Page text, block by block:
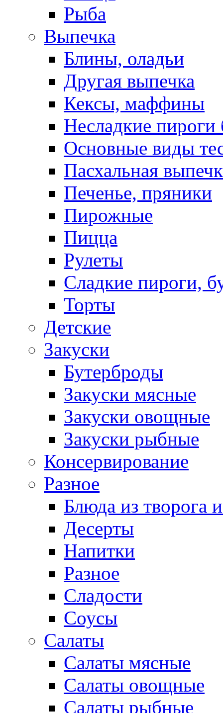
Рыба
Выпечка
Блины, оладьи
Другая выпечка
Кексы, маффины
Несладкие пироги
Основные виды
Пасхальная
Печенье, пряники
Пирожные
Пицца
Рулеты
Сладкие пироги,
Торты
Детские
Закуски
Бутерброды
Закуски мясные
Закуски овощные
Закуски рыбные
Консервирование
Разное
Блюда из творога
Десерты
Напитки
Разное
Сладости
Соусы
Салаты
Салаты мясные
Салаты овощные
Салаты рыбные